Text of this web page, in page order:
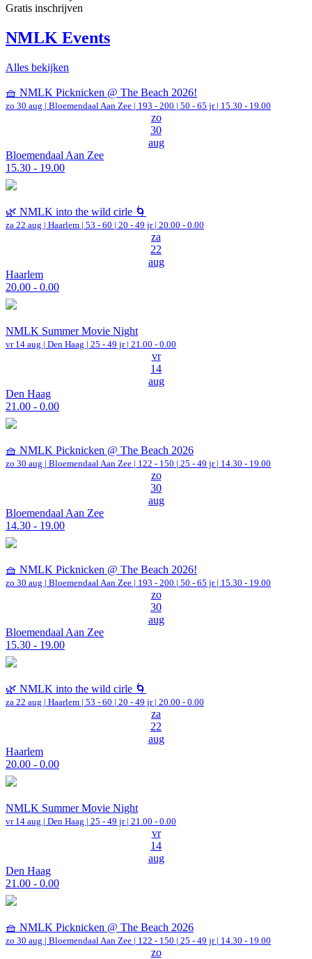
Gratis inschrijven
NMLK Events
Alles bekijken
🧺 NMLK Picknicken @ The Beach 2026!
zo 30 aug | Bloemendaal Aan Zee | 193 - 200 | 50 - 65 jr | 15.30 - 19.00
zo
30
aug
Bloemendaal Aan Zee
15.30 - 19.00
🌿 NMLK into the wild cirle 🌀
za 22 aug | Haarlem | 53 - 60 | 20 - 49 jr | 20.00 - 0.00
za
22
aug
Haarlem
20.00 - 0.00
NMLK Summer Movie Night
vr 14 aug | Den Haag | 25 - 49 jr | 21.00 - 0.00
vr
14
aug
Den Haag
21.00 - 0.00
🧺 NMLK Picknicken @ The Beach 2026
zo 30 aug | Bloemendaal Aan Zee | 122 - 150 | 25 - 49 jr | 14.30 - 19.00
zo
30
aug
Bloemendaal Aan Zee
14.30 - 19.00
🧺 NMLK Picknicken @ The Beach 2026!
zo 30 aug | Bloemendaal Aan Zee | 193 - 200 | 50 - 65 jr | 15.30 - 19.00
zo
30
aug
Bloemendaal Aan Zee
15.30 - 19.00
🌿 NMLK into the wild cirle 🌀
za 22 aug | Haarlem | 53 - 60 | 20 - 49 jr | 20.00 - 0.00
za
22
aug
Haarlem
20.00 - 0.00
NMLK Summer Movie Night
vr 14 aug | Den Haag | 25 - 49 jr | 21.00 - 0.00
vr
14
aug
Den Haag
21.00 - 0.00
🧺 NMLK Picknicken @ The Beach 2026
zo 30 aug | Bloemendaal Aan Zee | 122 - 150 | 25 - 49 jr | 14.30 - 19.00
zo